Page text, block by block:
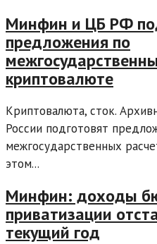
Минфин и ЦБ РФ
предложения по
криптовалюте
Криптовалюта, сток.
России подготовят
межгосударственных
этом...
Минфин: доходы
приватизации
текущий год